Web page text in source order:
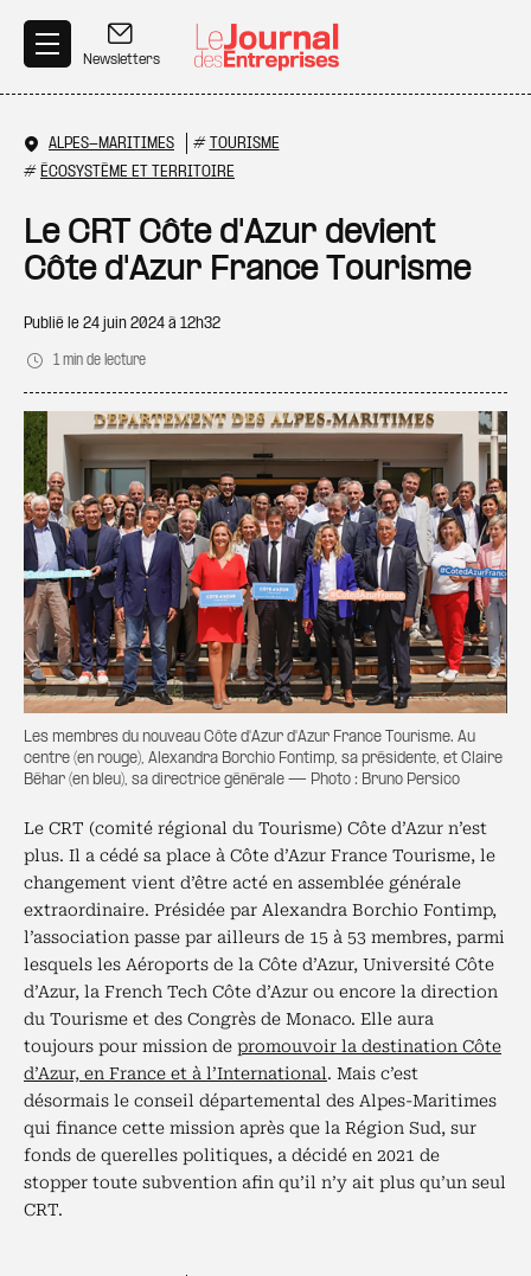
Newsletters
ALPES-MARITIMES # TOURISME
# ÉCOSYSTÈME ET TERRITOIRE
Le CRT Côte d'Azur devient
Côte d'Azur France Tourisme
Publié le 24 juin 2024 à 12h32
1 min de lecture
Les membres du nouveau Côte d'Azur d'Azur France Tourisme. Au
centre (en rouge), Alexandra Borchio Fontimp, sa présidente, et Claire
Béhar (en bleu), sa directrice générale — Photo : Bruno Persico
Le CRT (comité régional du Tourisme) Côte d’Azur n’est
plus. Il a cédé sa place à Côte d’Azur France Tourisme, le
changement vient d’être acté en assemblée générale
extraordinaire. Présidée par Alexandra Borchio Fontimp,
l’association passe par ailleurs de 15 à 53 membres, parmi
lesquels les Aéroports de la Côte d’Azur, Université Côte
d’Azur, la French Tech Côte d’Azur ou encore la direction
du Tourisme et des Congrès de Monaco. Elle aura
toujours pour mission de promouvoir la destination Côte
d’Azur, en France et à l’International. Mais c’est
désormais le conseil départemental des Alpes-Maritimes
qui finance cette mission après que la Région Sud, sur
fonds de querelles politiques, a décidé en 2021 de
stopper toute subvention afin qu’il n’y ait plus qu’un seul
CRT.